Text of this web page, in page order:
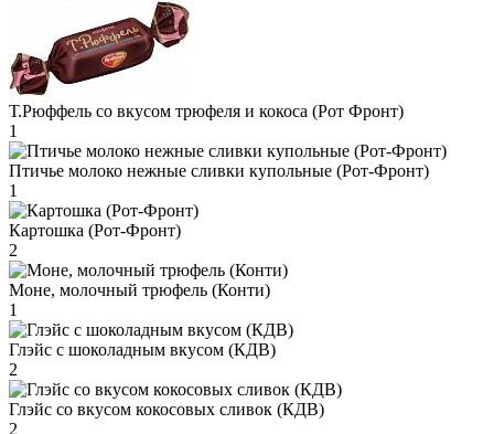
Т.Рюффель со вкусом трюфеля и кокоса (Рот Фронт)
1
Птичье молоко нежные сливки купольные (Рот-Фронт)
1
Картошка (Рот-Фронт)
2
Моне, молочный трюфель (Конти)
1
Глэйс с шоколадным вкусом (КДВ)
2
Глэйс со вкусом кокосовых сливок (КДВ)
2